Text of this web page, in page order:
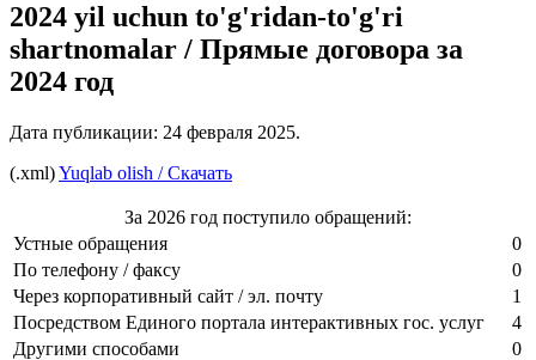
2024 yil uchun to'g'ridan-to'g'ri
shartnomalar / Прямые договора за
2024 год
Дата публикации: 24 февраля 2025.
(.xml)Yuqlab olish / Скачать
За 2026 год поступило обращений:
Устные обращения
0
По телефону / факсу
0
Через корпоративный сайт / эл. почту
1
Посредством Единого портала интерактивных гос. услуг
4
Другими способами
0